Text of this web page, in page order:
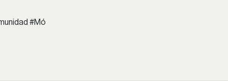
#Mó